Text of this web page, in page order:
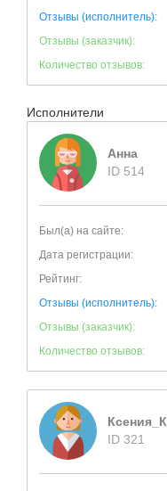
Отзывы (исполнитель):
Отзывы (заказчик):
Количество отзывов:
Исполнители
Анна
ID 514
Был(а) на сайте:
Дата регистрации:
Рейтинг:
Отзывы (исполнитель):
Отзывы (заказчик):
Количество отзывов:
Ксения_К
ID 321